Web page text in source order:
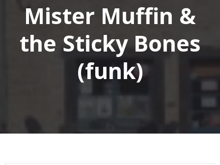
Mister Muffin &
the Sticky Bones
(funk)